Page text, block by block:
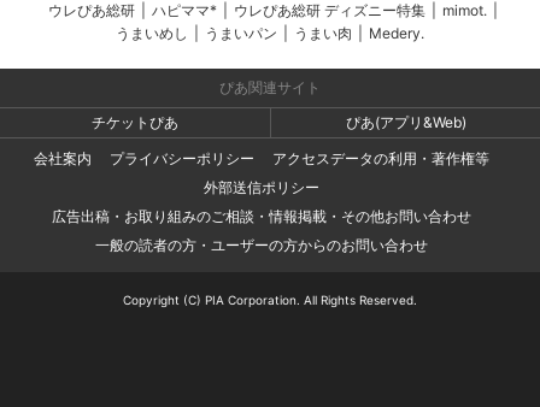
ウレぴあ総研 ハピママ* ウレぴあ総研 ディズニー特集 mimot.
うまいめし
うまいパン うまい肉 Medery.
ぴあ関連サイト
チケットぴあ
ぴあ(アプリ&Web)
会社案内
プライバシーポリシー
アクセスデータの利用・著作権等
外部送信ポリシー
広告出稿・お取り組みのご相談・情報掲載・その他お問い合わせ
一般の読者の方・ユーザーの方からのお問い合わせ
Copyright (C) PIA Corporation. All Rights Reserved.